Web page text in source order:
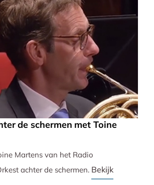
de schermen met Toine
Martens van het Radio
achter de schermen. Bekijk